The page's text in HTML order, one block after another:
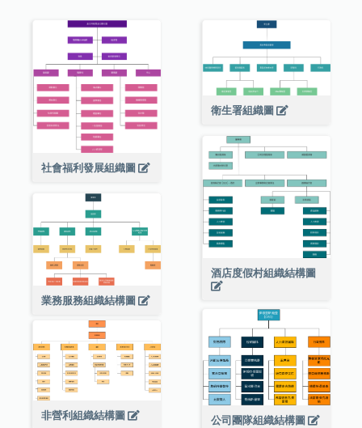
社會福利發展組織圖
衛生署組織圖
酒店度假村組織結構圖
業務服務組織結構圖
公司團隊組織結構圖
非營利組織結構圖